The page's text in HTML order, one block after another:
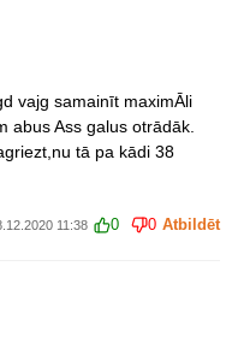
vajg samainīt maximĀli
abus Ass galus otrādāk.
tā pa kādi 38
11:38 0 0 Atbildēt